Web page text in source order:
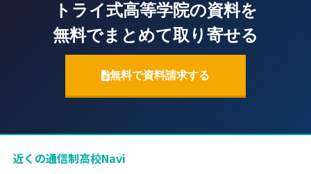
トライ式高等学院の資料を
無料でまとめて取り寄せる
無料で資料請求する
近くの通信制高校Navi